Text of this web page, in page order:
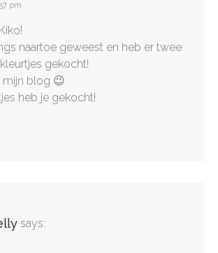
pm
naartoe geweest en heb er twee
gekocht!
mijn blog 😉
heb je gekocht!
says: